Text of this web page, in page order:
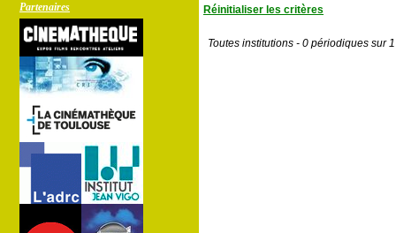
Partenaires
Réinitialiser les critères
Toutes institutions - 0 périodiques sur